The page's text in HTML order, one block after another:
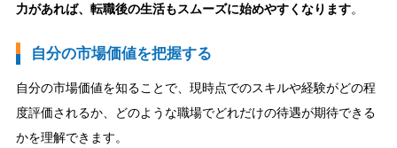
力があれば、転職後の生活もスムーズに始めやすくなります。
自分の市場価値を把握する
自分の市場価値を知ることで、現時点でのスキルや経験がどの程
度評価されるか、どのような職場でどれだけの待遇が期待できる
かを理解できます。